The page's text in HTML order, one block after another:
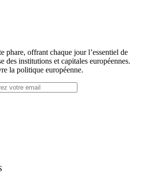
phare, offrant chaque jour l’essentiel de
des institutions et capitales européennes.
la politique européenne.